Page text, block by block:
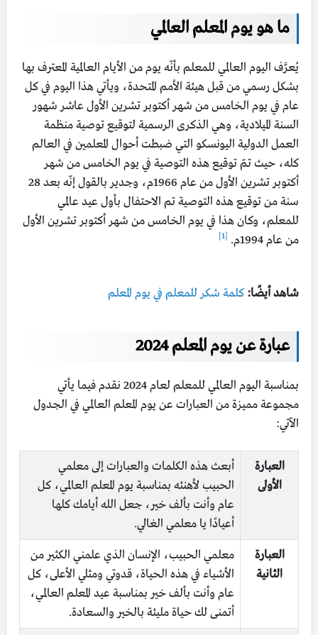
ما هو يوم المعلم العالمي
يُعرَّف اليوم العالمي للمعلم بأنّه يوم من الأيام العالمية المعترف بها
بشكل رسمي من قبل هيئة الأمم المتحدة، ويأتي هذا اليوم في كل
عام في يوم الخامس من شهر أكتوبر تشرين الأول عاشر شهور
السنة الميلادية، وهي الذكرى الرسمية لتوقيع توصية منظمة
العمل الدولية اليونسكو التي ضبطت أحوال المعلمين في العالم
كله، حيث تمّ توقيع هذه التوصية في يوم الخامس من شهر
أكتوبر تشرين الأول من عام 1966م، وجدير بالقول إنّه بعد 28
سنة من توقيع هذه التوصية تم الاحتفال بأول عيد عالمي
للمعلم، وكان هذا في يوم الخامس من شهر أكتوبر تشرين الأول
من عام 1994م.
[1]
شاهد أيضًا: كلمة شكر للمعلم في يوم المعلم
عبارة عن يوم المعلم 2024
بمناسبة اليوم العالمي للمعلم لعام 2024 نقدم فيما يأتي
مجموعة مميزة من العبارات عن يوم المعلم العالمي في الجدول
الآتي:
العبارة
الأولى
أبعث هذه الكلمات والعبارات إلى معلمي
الحبيب لأهنئه بمناسبة يوم المعلم العالمي، كل
عام وأنت بألف خير، جعل الله أيامك كلها
أعيادًا يا معلمي الغالي.
العبارة
الثانية
معلمي الحبيب، الإنسان الذي علمني الكثير من
الأشياء في هذه الحياة، قدوتي ومثلي الأعلى، كل
عام وأنت بألف خير بمناسبة عيد المعلم العالمي،
أتمنى لك حياة مليئة بالخير والسعادة.